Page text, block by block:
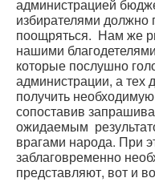
администрацией
избирателями должно
поощряться. Нам же
нашими
которые послушно
администрации, а тех
получить
сопоставив
ожидаемым
врагами народа. При
заблаговременно
представляют, вот и